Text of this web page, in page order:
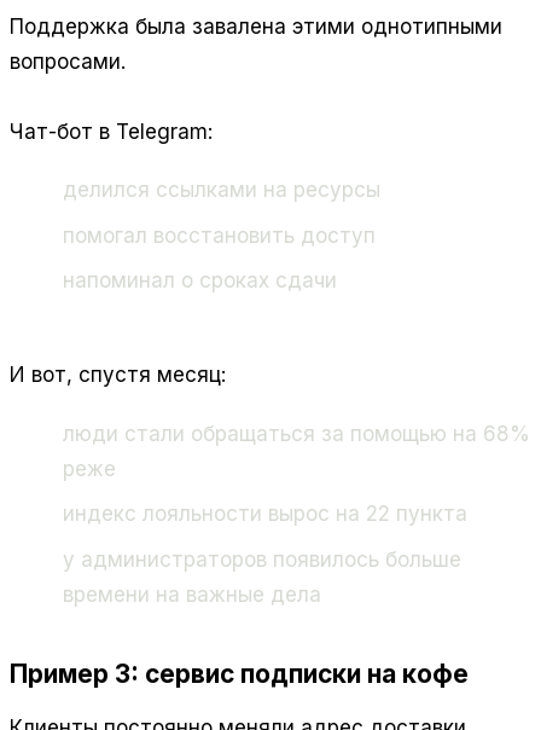
Поддержка была завалена этими однотипными
вопросами.
Чат-бот в Telegram:
делился ссылками на ресурсы
помогал восстановить доступ
напоминал о сроках сдачи
И вот, спустя месяц:
люди стали обращаться за помощью на 68%
реже
индекс лояльности вырос на 22 пункта
у администраторов появилось больше
времени на важные дела
Пример 3: сервис подписки на кофе